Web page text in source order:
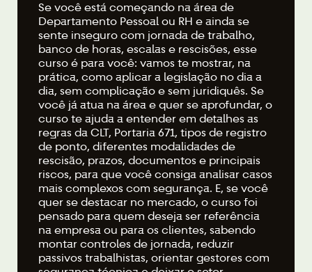
Se você está começando na área de
Departamento Pessoal ou RH e ainda se
sente inseguro com jornada de trabalho,
banco de horas, escalas e rescisões, esse
curso é para você: vamos te mostrar, na
prática, como aplicar a legislação no dia a
dia, sem complicação e sem juridiquês. Se
você já atua na área e quer se aprofundar, o
curso te ajuda a entender em detalhes as
regras da CLT, Portaria 671, tipos de registro
de ponto, diferentes modalidades de
rescisão, prazos, documentos e principais
riscos, para que você consiga analisar casos
mais complexos com segurança. E, se você
quer se destacar no mercado, o curso foi
pensado para quem deseja ser referência
na empresa ou para os clientes, sabendo
montar controles de jornada, reduzir
passivos trabalhistas, orientar gestores com